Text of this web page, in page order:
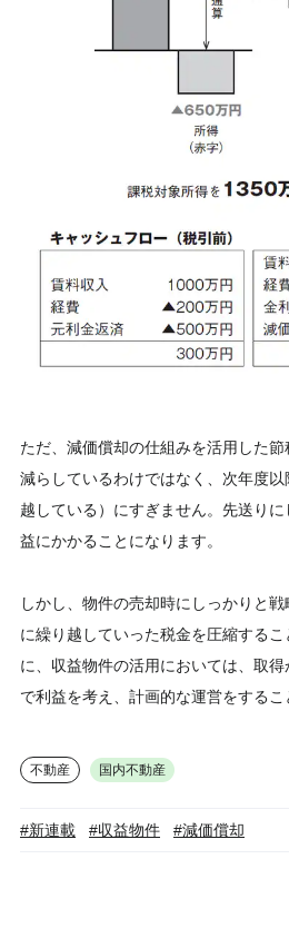
ただ、減価償却の仕組みを活用した
減らしているわけではなく、次年度
越している）にすぎません。先送り
益にかかることになります。
しかし、物件の売却時にしっかりと
に繰り越していった税金を圧縮する
に、収益物件の活用においては、取
で利益を考え、計画的な運営をするこ
不動産 国内不動産
#新連載 #収益物件 #減価償却